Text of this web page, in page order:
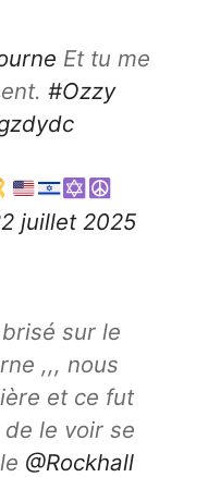
Et tu me
#Ozzy
juillet 2025
sur le
,,, nous
et ce fut
le voir se
@Rockhall